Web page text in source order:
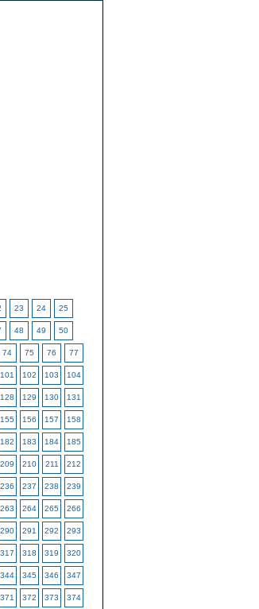
23 24 25
48 49 50
74 75 76 77
101 102 103 104
128 129 130 131
155 156 157 158
182 183 184 185
209 210 211 212
236 237 238 239
263 264 265 266
290 291 292 293
317 318 319 320
344 345 346 347
371 372 373 374